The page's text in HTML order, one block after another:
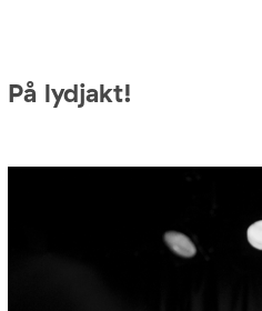
På lydjakt!